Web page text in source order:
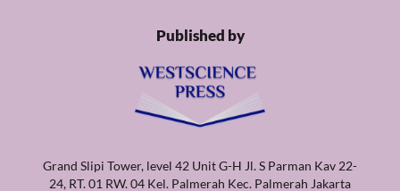
Published by
Grand Slipi Tower, level 42 Unit G-H Jl. S Parman Kav 22-
24, RT. 01 RW. 04 Kel. Palmerah Kec. Palmerah Jakarta